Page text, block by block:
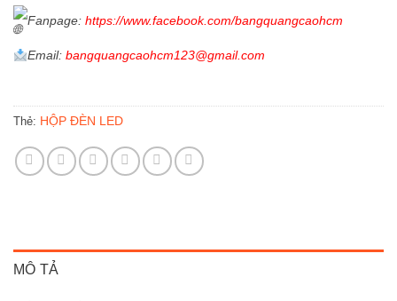
Fanpage: https://www.facebook.com/bangquangcaohcm
Email: bangquangcaohcm123@gmail.com
Thẻ: HỘP ĐÈN LED
MÔ TẢ